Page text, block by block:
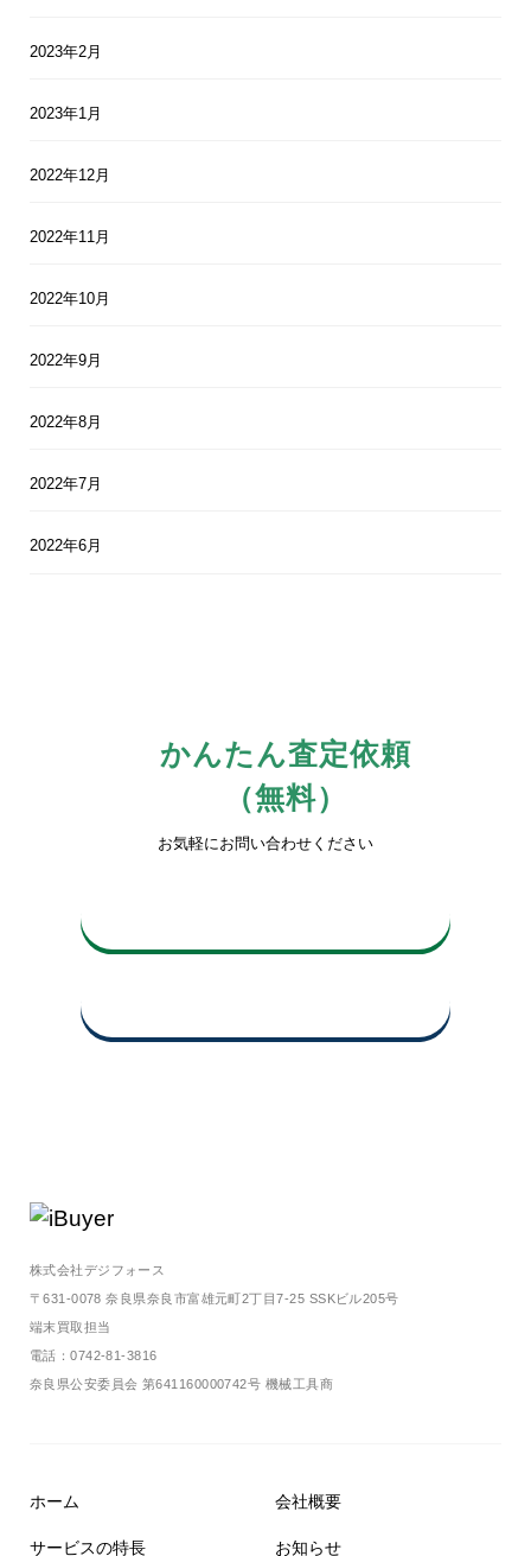
2023年2月
2023年1月
2022年12月
2022年11月
2022年10月
2022年9月
2022年8月
2022年7月
2022年6月
かんたん査定依頼
（無料）
お気軽にお問い合わせください
株式会社デジフォース
〒631-0078 奈良県奈良市富雄元町2丁目7-25 SSKビル205号
端末買取担当
電話：0742-81-3816
奈良県公安委員会 第641160000742号 機械工具商
ホーム
サービスの特⻑
会社概要
お知らせ